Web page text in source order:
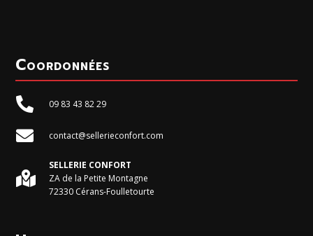
Coordonnées
 09 83 43 82 29
 contact@sellerieconfort.com

SELLERIE CONFORT
ZA de la Petite Montagne
72330 Cérans-Foulletourte